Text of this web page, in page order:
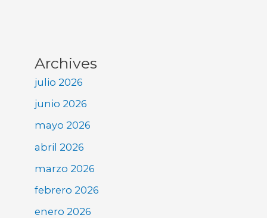
Archives
julio 2026
junio 2026
mayo 2026
abril 2026
marzo 2026
febrero 2026
enero 2026